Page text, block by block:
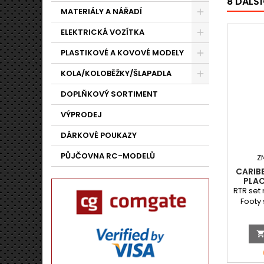
MATERIÁLY A NÁŘADÍ
ELEKTRICKÁ VOZÍTKA
PLASTIKOVÉ A KOVOVÉ MODELY
KOLA/KOLOBĚŽKY/ŠLAPADLA
DOPLŇKOVÝ SORTIMENT
VÝPRODEJ
DÁRKOVÉ POUKAZY
PŮJČOVNA RC-MODELŮ
RTR
Footy
